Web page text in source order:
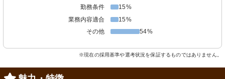
勤務条件
15%
業務内容適合
15%
その他
54%
※現在の採用基準や選考状況を保証するものではありません。